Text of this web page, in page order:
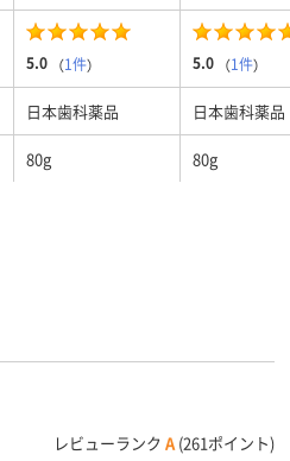
5.0 （1件） 5.0 （1件）
日本歯科薬品 日本歯科薬品
80g 80g
レビューランク A (261ポイント)